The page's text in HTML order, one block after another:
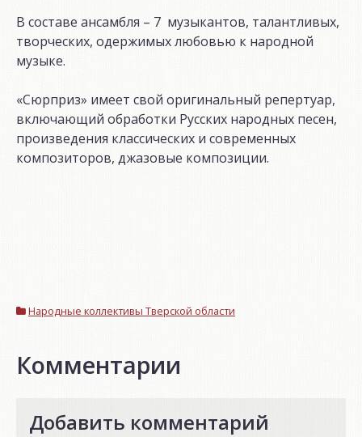
В составе ансамбля – 7 музыкантов, талантливых,
творческих, одержимых любовью к народной
музыке.
«Сюрприз» имеет свой оригинальный репертуар,
включающий обработки Русских народных песен,
произведения классических и современных
композиторов, джазовые композиции.
Народные коллективы Тверской области
Комментарии
Добавить комментарий